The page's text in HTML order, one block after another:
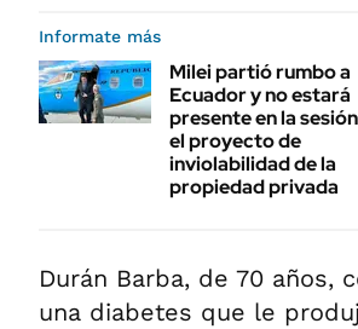
Informate más
Milei partió rumbo a
Ecuador y no estará
presente en la
el proyecto de
inviolabilidad de la
propiedad privada
Durán Barba, de 70 años,
una diabetes que le